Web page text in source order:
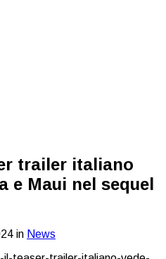
trailer italiano
e Maui nel sequel
in News